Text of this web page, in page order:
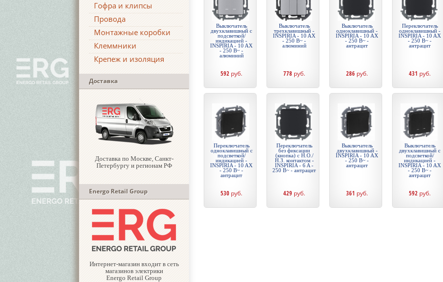
Гофра и клипсы
Провода
Монтажные коробки
Клеммники
Крепеж и изоляция
Доставка
Доставка по Москве, Санкт-
Петербургу и регионам РФ
Energo Retail Group
Интернет-магазин входит в сеть
магазинов электрики
Energo Retail Group
Выключатель
двухклавишный с
подсветкой/
индикацией -
INSPIRIA - 10 AX
- 250 В~ -
алюминий
592 руб.
Выключатель
трехклавишный -
INSPIRIA - 10 AX
- 250 В~ -
алюминий
778 руб.
Выключатель
одноклавишный -
INSPIRIA - 10 AX
- 250 В~ -
антрацит
286 руб.
Переключатель
одноклавишный -
INSPIRIA - 10 AX
- 250 В~ -
антрацит
431 руб.
Переключатель
одноклавишный с
подсветкой/
индикацией -
INSPIRIA - 10 AX
- 250 В~ -
антрацит
530 руб.
Переключатель
без фиксации
(кнопка) с Н.О./
Н.З. контактом -
INSPIRIA - 6 A -
250 В~ - антрацит
429 руб.
Выключатель
двухклавишный -
INSPIRIA - 10 AX
- 250 В~ -
антрацит
361 руб.
Выключатель
двухклавишный с
подсветкой/
индикацией -
INSPIRIA - 10 AX
- 250 В~ -
антрацит
592 руб.